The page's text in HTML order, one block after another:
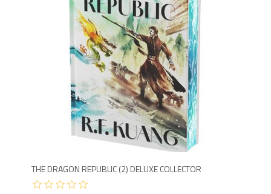
THE DRAGON REPUBLIC (2) DELUXE COLLECTOR